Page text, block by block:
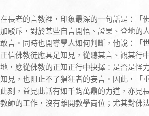
在長老的言教裡，印象最深的一句話是：「
加駁斥，對於某些自言開悟、證果、登地的
敢言。同時也開導學人如何判斷，他說：「
正信佛教徒應具足知見，從聽其言、觀其行
地，應從佛教的正知正行中抉擇：是否是怪
知見，也阻止不了猖狂者的妄言。因此，「
此刻，益見此話有如千鈞萬鼎的力道，亦見
教師的工作，沒有離開教學崗位；尤其對佛